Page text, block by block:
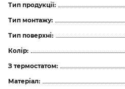
Тип продукції:
Тип монтажу:
Тип поверхні:
Колір:
З термостатом:
Матеріал: